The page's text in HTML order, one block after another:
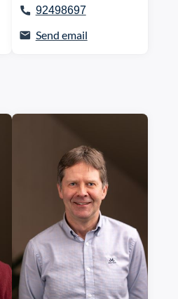
92498697
Send email